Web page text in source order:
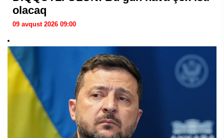
olacaq
09 avqust 2026 09:00